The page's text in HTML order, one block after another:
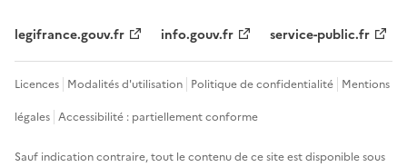
legifrance.gouv.fr info.gouv.fr service-public.fr
Licences Modalités d'utilisation Politique de confidentialité Mentions
légales Accessibilité : partiellement conforme
Sauf indication contraire, tout le contenu de ce site est disponible sous